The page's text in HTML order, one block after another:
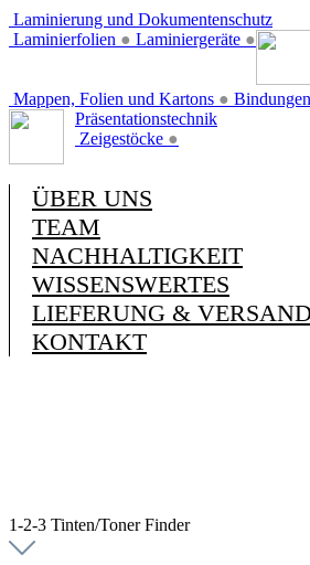
Laminierung und Dokumentenschutz
Laminierfolien ● Laminiergeräte ●
Mappen, Folien und Kartons ● Bindungen
Präsentationstechnik
Zeigestöcke ●
ÜBER UNS
TEAM
NACHHALTIGKEIT
WISSENSWERTES
LIEFERUNG & VERSAND
KONTAKT
1-2-3 Tinten/Toner Finder